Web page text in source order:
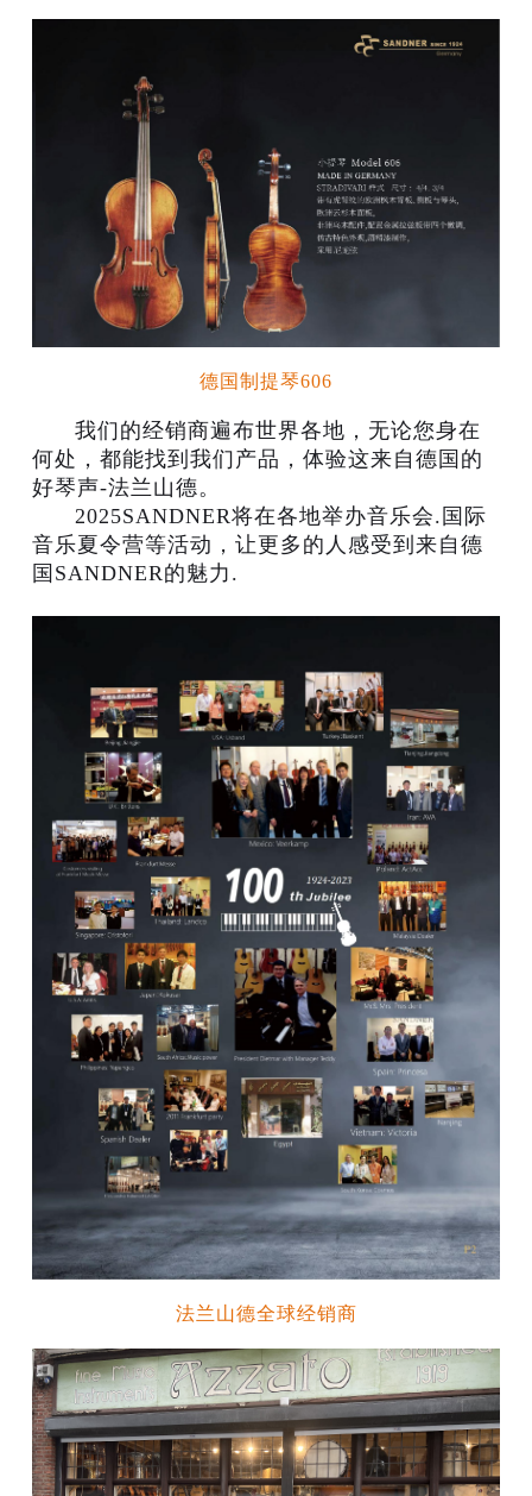
德国制提琴606
我们的经销商遍布世界各地，无论您身在
何处，都能找到我们产品，体验这来自德国的
好琴声-法兰山德。
2025SANDNER将在各地举办音乐会.国际
音乐夏令营等活动，让更多的人感受到来自德
国SANDNER的魅力.
法兰山德全球经销商